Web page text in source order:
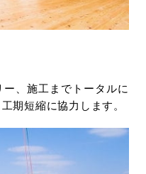
、施工までトータルに
期短縮に協力します。